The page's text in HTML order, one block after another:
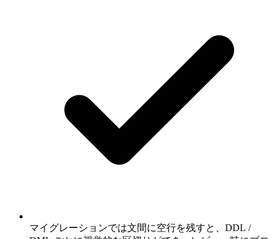
マイグレーションでは文間に空行を残すと、DDL /